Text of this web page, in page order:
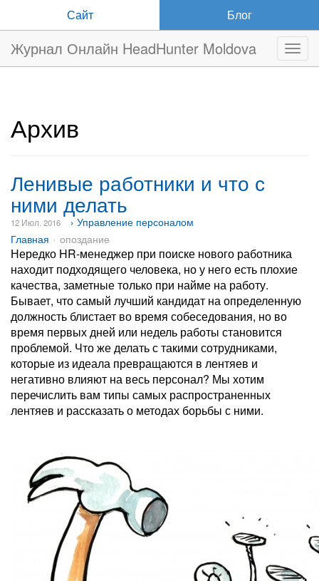
Сайт Блог
Журнал Онлайн HeadHunter Moldova
Архив
Ленивые работники и что с
ними делать
12 Июл. 2016
› Управление персоналом
Главная
опоздание
Нередко HR-менеджер при поиске нового работника
находит подходящего человека, но у него есть плохие
качества, заметные только при найме на работу.
Бывает, что самый лучший кандидат на определенную
должность блистает во время собеседования, но во
время первых дней или недель работы становится
проблемой. Что же делать с такими сотрудниками,
которые из идеала превращаются в лентяев и
негативно влияют на весь персонал? Мы хотим
перечислить вам типы самых распространенных
лентяев и рассказать о методах борьбы с ними.